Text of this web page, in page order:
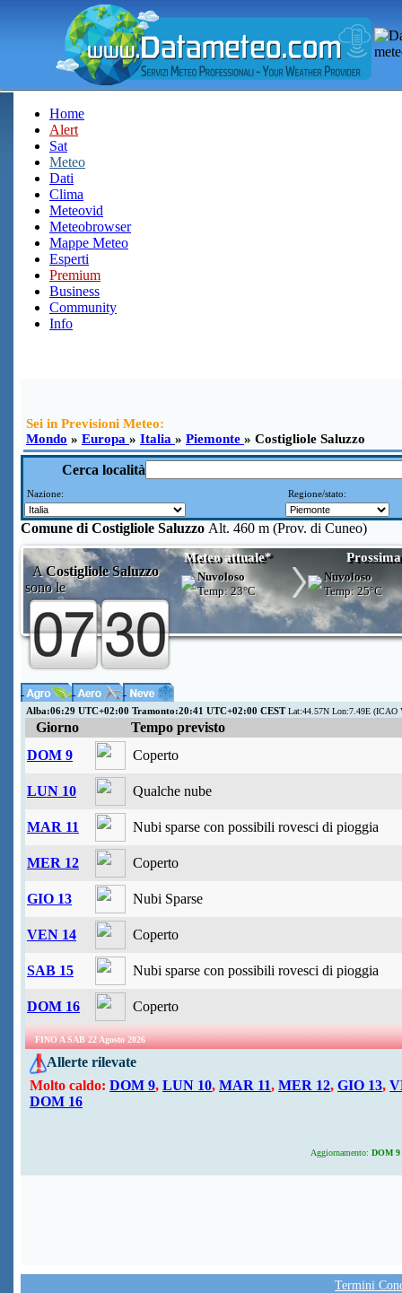
Home
Alert
Sat
Meteo
Dati
Clima
Meteovid
Meteobrowser
Mappe Meteo
Esperti
Premium
Business
Community
Info
Sei in Previsioni Meteo:
Mondo » Europa » Italia » Piemonte » Costigliole Saluzzo
Cerca località
Nazione: Regione/stato:
Comune di Costigliole Saluzzo Alt. 460 m (Prov. di Cuneo)
ACostigliole Saluzzo
sono le
Meteo attuale*
Nuvoloso
Temp:23°C
Nuvoloso
Temp:25°C
Alba:06:29 UTC+02:00 Tramonto:20:41 UTC+02:00 CESTLat:44.57N Lon:7.49E (ICAO
Giorno
Tempo previsto
DOM 9
Coperto
LUN 10 Qualche nube
MAR 11 Nubi sparse con possibili rovesci di pioggia
MER 12 Coperto
GIO 13 Nubi Sparse
VEN 14 Coperto
SAB 15 Nubi sparse con possibili rovesci di pioggia
DOM 16 Coperto
FINO A SAB 22 Agosto 2026
Allerte rilevate
Molto caldo: DOM 9, LUN 10, MAR 11, MER 12, GIO 13,
DOM 16
Aggiornamento: DOM 9
Termini